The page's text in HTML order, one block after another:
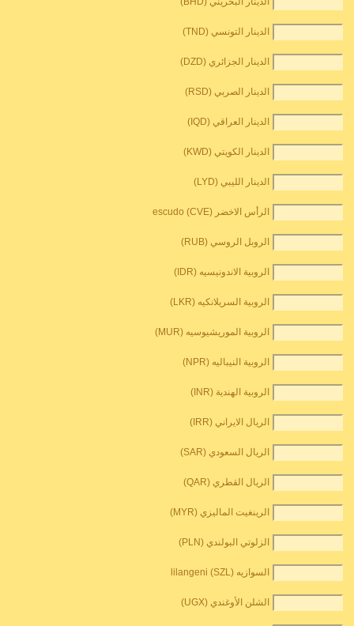
الدينار التونسي (TND)
الدينار الجزائري (DZD)
الدينار الصربي (RSD)
الدينار العراقي (IQD)
الدينار الكويتي (KWD)
الدينار الليبي (LYD)
الرأس الاخضر escudo (CVE)
الروبل الروسي (RUB)
الروبية الاندونيسيه (IDR)
الروبية السريلانكيه (LKR)
الروبية الموريشيوسيه (MUR)
الروبية النيباليه (NPR)
الروبية الهندية (INR)
الريال الايراني (IRR)
الريال السعودي (SAR)
الريال القطري (QAR)
الرينغيت الماليزي (MYR)
الزلوتي البولندي (PLN)
السوازيه lilangeni (SZL)
الشلن الأوغندي (UGX)